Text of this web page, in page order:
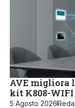
AVE migliora
kit K808-WIFI
5 Agosto 2026